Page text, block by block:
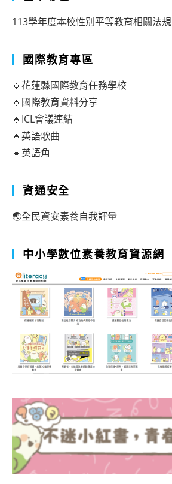
113學年度本校性別平等教育相關法規
國際教育專區
🔹花蓮縣國際教育任務學校
🔹國際教育資料分享
🔹ICL會議連結
🔹英語歌曲
🔹英語角
資通安全
🌏全民資安素養自我評量
中小學數位素養教育資源網